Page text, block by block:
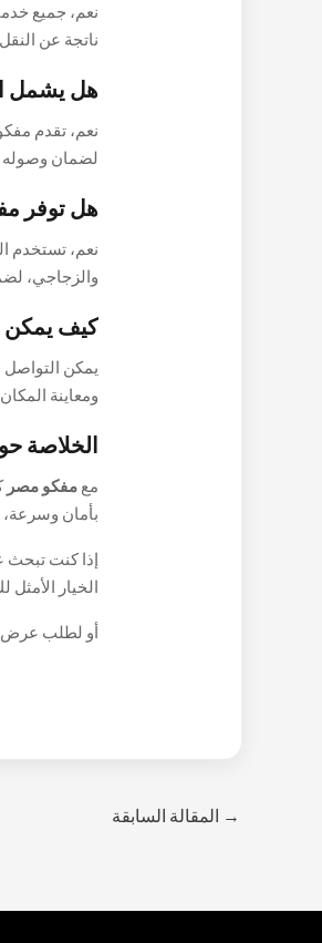
نعم، جميع
ناتجة عن
هل يشمل
نعم، تقدم
لضمان وصوله
هل توفر
نعم، تستخدم
والزجاجي،
كيف يمكن
يمكن التواصل
ومعاينة
الخلاصة
مع مفكو مصر
بأمان وسرعة،
إذا كنت تبحث
الخيار الأمثل
أو لطلب عرض
→ المقالة السابقة